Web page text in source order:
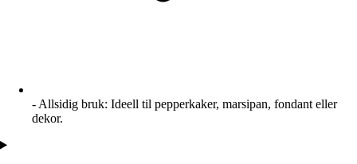
- Allsidig bruk: Ideell til pepperkaker, marsipan, fondant eller
dekor.